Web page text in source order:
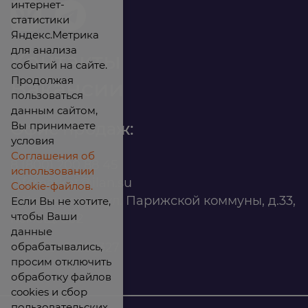
Контакты
Вакансии
Офис продаж:
infomarket@ilan.su
г. Красноярск, ул. Парижской коммуны, д.33,
помещ. 302
ИНН: 2465263327
интернет-
статистики
Яндекс.Метрика
для анализа
событий на сайте.
Продолжая
пользоваться
данным сайтом,
Вы принимаете
условия
Соглашения об
использовании
Cookie-файлов.
Если Вы не хотите,
чтобы Ваши
данные
обрабатывались,
просим отключить
обработку файлов
cookies и сбор